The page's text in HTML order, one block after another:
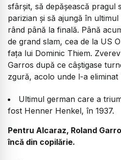
sfârșit, să depășească pragul
parizian și să ajungă în
rând până la finală. Până
de grand slam, cea de la US
fața lui Dominic Thiem.
Garros după ce câștigase
zgură, acolo unde l-a eliminat
Ultimul german care a
fost Henner Henkel, în 1937.
Pentru Alcaraz, Roland
încă din copilărie.